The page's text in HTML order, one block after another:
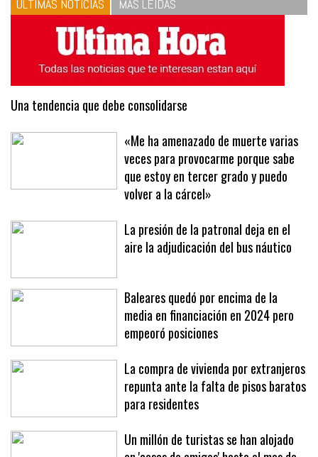
ÚLTIMAS NOTICIAS MÁS LEÍDAS
Una tendencia que debe consolidarse
«Me ha amenazado de muerte varias
veces para provocarme porque sabe
que estoy en tercer grado y puedo
volver a la cárcel»
La presión de la patronal deja en el
Baleares quedó por encima de la
media en financiación en 2024 pero
empeoró posiciones
La compra de vivienda por extranjeros
repunta ante la falta de pisos baratos
para residentes